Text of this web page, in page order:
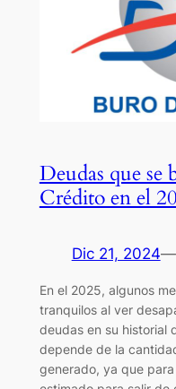
Deudas que se
Crédito en el
Dic 21, 2024—
En el 2025, algunos
tranquilos al ver
deudas en su historial
depende de la
generado, ya que